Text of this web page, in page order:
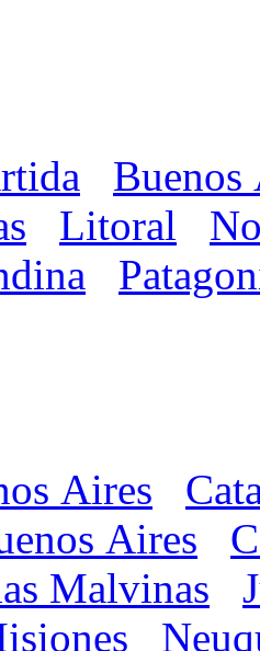
Buenos
Litoral
Aires
Aires
Malvinas